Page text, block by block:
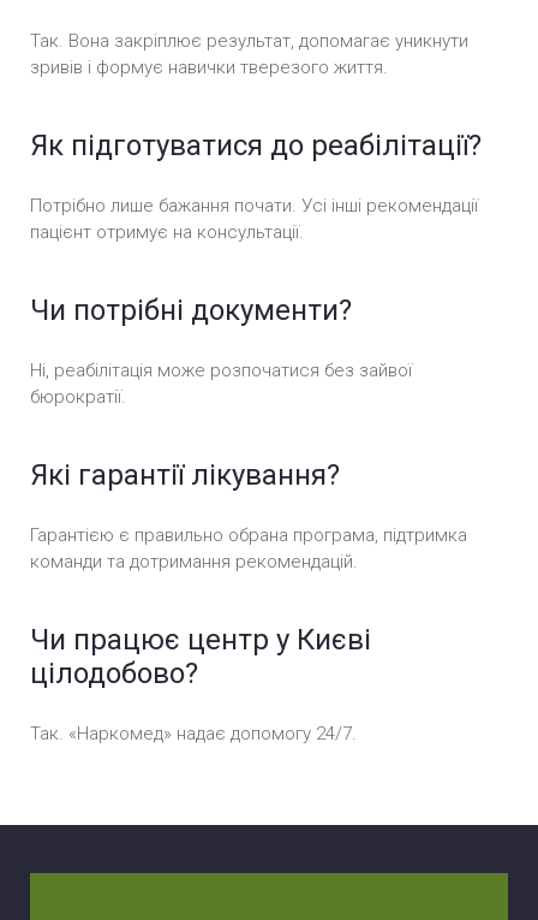
Так. Вона закріплює результат, допомагає уникнути
зривів і формує навички тверезого життя.
Як підготуватися до реабілітації?
Потрібно лише бажання почати. Усі інші рекомендації
пацієнт отримує на консультації.
Чи потрібні документи?
Ні, реабілітація може розпочатися без зайвої
бюрократії.
Які гарантії лікування?
Гарантією є правильно обрана програма, підтримка
команди та дотримання рекомендацій.
Чи працює центр у Києві
цілодобово?
Так. «Наркомед» надає допомогу 24/7.